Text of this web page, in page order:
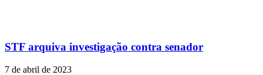
STF arquiva investigação contra senador
7 de abril de 2023